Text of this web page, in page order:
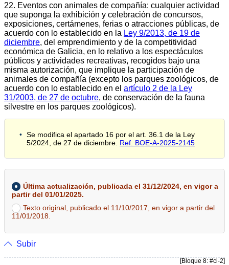
22. Eventos con animales de compañía: cualquier actividad
que suponga la exhibición y celebración de concursos,
exposiciones, certámenes, ferias o atracciones públicas, de
acuerdo con lo establecido en la Ley 9/2013, de 19 de
diciembre, del emprendimiento y de la competitividad
económica de Galicia, en lo relativo a los espectáculos
públicos y actividades recreativas, recogidos bajo una
misma autorización, que implique la participación de
animales de compañía (excepto los parques zoológicos, de
acuerdo con lo establecido en el artículo 2 de la Ley
31/2003, de 27 de octubre, de conservación de la fauna
silvestre en los parques zoológicos).
Se modifica el apartado 16 por el art. 36.1 de la Ley
5/2024, de 27 de diciembre. Ref. BOE-A-2025-2145
Última actualización, publicada el 31/12/2024, en vigor a
partir del 01/01/2025.
Texto original, publicado el 11/10/2017, en vigor a partir del
11/01/2018.
Subir
[Bloque 8: #ci-2]